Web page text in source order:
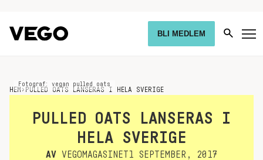
BLI MEDLEM
HEM › PULLED OATS LANSERAS I HELA SVERIGE
Fotograf: vegan pulled oats
PULLED OATS LANSERAS I
HELA SVERIGE
AV VEGOMAGASINET 1 SEPTEMBER, 2017